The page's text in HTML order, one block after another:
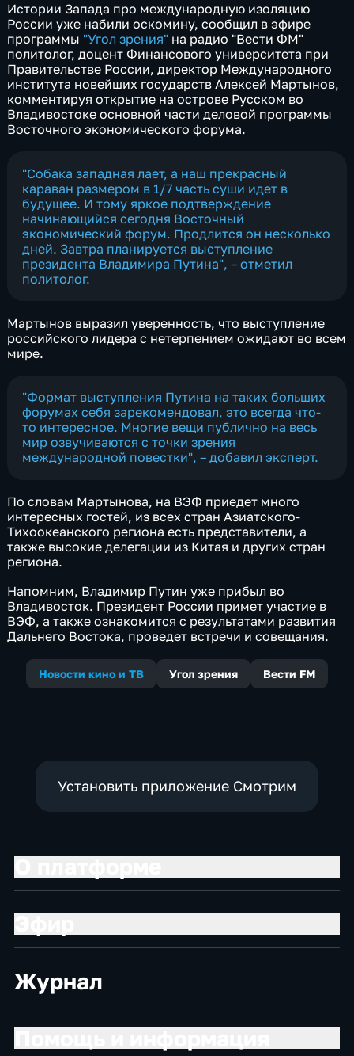
Истории Запада про международную изоляцию
России уже набили оскомину, сообщил в эфире
программы "Угол зрения" на радио "Вести ФМ"
политолог, доцент Финансового университета при
Правительстве России, директор Международного
института новейших государств Алексей Мартынов,
комментируя открытие на острове Русском во
Владивостоке основной части деловой программы
Восточного экономического форума.
"Собака западная лает, а наш прекрасный
караван размером в 1/7 часть суши идет в
будущее. И тому яркое подтверждение
начинающийся сегодня Восточный
экономический форум. Продлится он несколько
дней. Завтра планируется выступление
президента Владимира Путина", – отметил
политолог.
Мартынов выразил уверенность, что выступление
российского лидера с нетерпением ожидают во всем
мире.
"Формат выступления Путина на таких больших
форумах себя зарекомендовал, это всегда что-
то интересное. Многие вещи публично на весь
мир озвучиваются с точки зрения
международной повестки", – добавил эксперт.
По словам Мартынова, на ВЭФ приедет много
интересных гостей, из всех стран Азиатского-
Тихоокеанского региона есть представители, а
также высокие делегации из Китая и других стран
региона.
Напомним, Владимир Путин уже прибыл во
Владивосток. Президент России примет участие в
ВЭФ, а также ознакомится с результатами развития
Дальнего Востока, проведет встречи и совещания.
Новости кино и ТВ Угол зрения Вести FM
Установить приложение Смотрим
Журнал